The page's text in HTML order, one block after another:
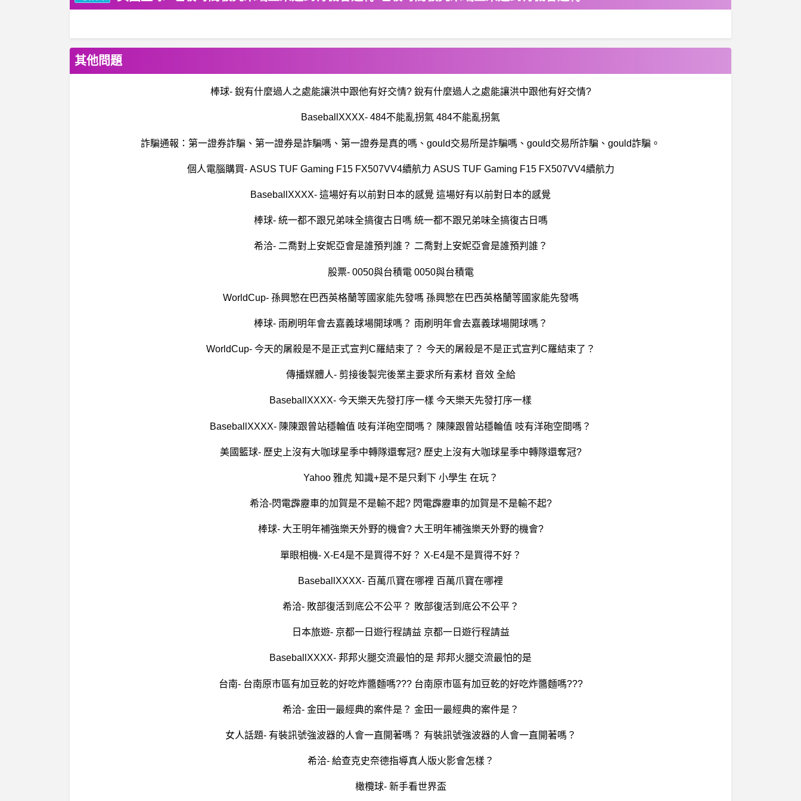
其他問題
棒球- 銳有什麼過人之處能讓洪中跟他有好交情? 銳有什麼過人之處能讓洪中跟他有好交情?
BaseballXXXX- 484不能亂拐氣 484不能亂拐氣
詐騙通報：第一證券詐騙、第一證券是詐騙嗎、第一證券是真的嗎、gould交易所是詐騙嗎、gould交易所詐騙、gould詐騙。
個人電腦購買- ASUS TUF Gaming F15 FX507VV4續航力 ASUS TUF Gaming F15 FX507VV4續航力
BaseballXXXX- 這場好有以前對日本的感覺 這場好有以前對日本的感覺
棒球- 統一都不跟兄弟味全搞復古日嗎 統一都不跟兄弟味全搞復古日嗎
希洽- 二喬對上安妮亞會是誰預判誰？ 二喬對上安妮亞會是誰預判誰？
股票- 0050與台積電 0050與台積電
WorldCup- 孫興慜在巴西英格蘭等國家能先發嗎 孫興慜在巴西英格蘭等國家能先發嗎
棒球- 雨刷明年會去嘉義球場開球嗎？ 雨刷明年會去嘉義球場開球嗎？
WorldCup- 今天的屠殺是不是正式宣判C羅結束了？ 今天的屠殺是不是正式宣判C羅結束了？
傳播媒體人- 剪接後製完後業主要求所有素材 音效 全給
BaseballXXXX- 今天樂天先發打序一樣 今天樂天先發打序一樣
BaseballXXXX- 陳陳跟曾站穩輪值 吱有洋砲空間嗎？ 陳陳跟曾站穩輪值 吱有洋砲空間嗎？
美國籃球- 歷史上沒有大咖球星季中轉隊還奪冠? 歷史上沒有大咖球星季中轉隊還奪冠?
Yahoo 雅虎 知識+是不是只剩下 小學生 在玩？
希洽-閃電霹靂車的加賀是不是輸不起? 閃電霹靂車的加賀是不是輸不起?
棒球- 大王明年補強樂天外野的機會? 大王明年補強樂天外野的機會?
單眼相機- X-E4是不是買得不好？ X-E4是不是買得不好？
BaseballXXXX- 百萬爪寶在哪裡 百萬爪寶在哪裡
希洽- 敗部復活到底公不公平？ 敗部復活到底公不公平？
日本旅遊- 京都一日遊行程請益 京都一日遊行程請益
BaseballXXXX- 邦邦火腿交流最怕的是 邦邦火腿交流最怕的是
台南- 台南原市區有加豆乾的好吃炸醬麵嗎??? 台南原市區有加豆乾的好吃炸醬麵嗎???
希洽- 金田一最經典的案件是？ 金田一最經典的案件是？
女人話題- 有裝訊號強波器的人會一直開著嗎？ 有裝訊號強波器的人會一直開著嗎？
希洽- 給查克史奈德指導真人版火影會怎樣？
橄欖球- 新手看世界盃